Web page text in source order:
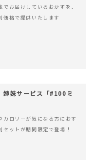
でお届けしているおかずを、
価格で提供いたします
妹サービス「#100ミ
カロリーが気になる方におす
セットが期間限定で登場！